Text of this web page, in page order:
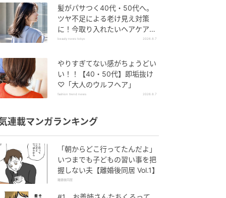
髪がパサつく40代・50代へ。
ツヤ不足による老け見え対策
に！今取り入れたいヘアケア名
品３選
beauty news tokyo 2026.8.7
やりすぎてない感がちょうどい
い！！【40・50代】即垢抜け
♡「大人のウルフヘア」
fashion trend news 2026.8.7
連載マンガランキング
「朝からどこ行ってたんだよ」
いつまでも子どもの習い事を把
握しない夫【離婚後同居 Vol.1】
離婚後同居